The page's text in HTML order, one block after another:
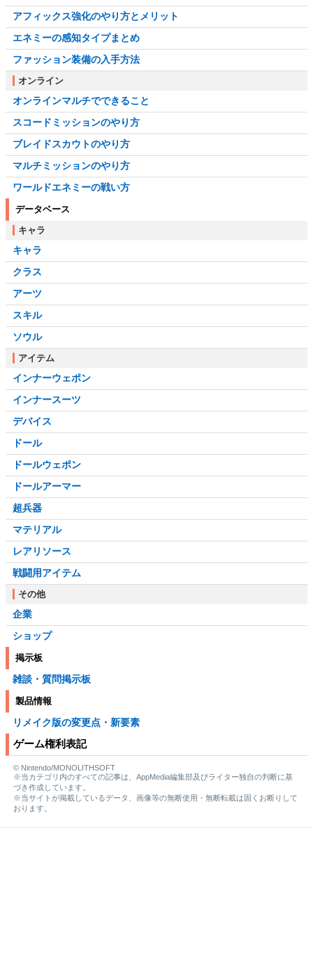
アフィックス強化のやり方とメリット
エネミーの感知タイプまとめ
ファッション装備の入手方法
オンライン
オンラインマルチでできること
スコードミッションのやり方
ブレイドスカウトのやり方
マルチミッションのやり方
ワールドエネミーの戦い方
データベース
キャラ
キャラ
クラス
アーツ
スキル
ソウル
アイテム
インナーウェポン
インナースーツ
デバイス
ドール
ドールウェポン
ドールアーマー
超兵器
マテリアル
レアリソース
戦闘用アイテム
その他
企業
ショップ
掲示板
雑談・質問掲示板
製品情報
リメイク版の変更点・新要素
ゲーム権利表記
© Nintendo/MONOLITHSOFT
※当カテゴリ内のすべての記事は、AppMedia編集部及びライター独自の判断に基
づき作成しています。
※当サイトが掲載しているデータ、画像等の無断使用・無断転載は固くお断りして
おります。